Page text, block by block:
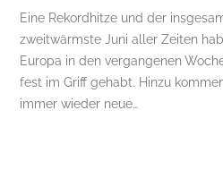
Eine Rekordhitze und der
zweitwärmste Juni aller Zeiten
Europa in den vergangenen
fest im Griff gehabt. Hinzu
immer wieder neue…